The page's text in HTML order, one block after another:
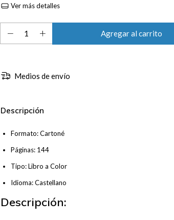
Ver más detalles
Medios de envío
Descripción
Formato: Cartoné
Páginas: 144
Tipo: Libro a Color
Idioma: Castellano
Descripción: